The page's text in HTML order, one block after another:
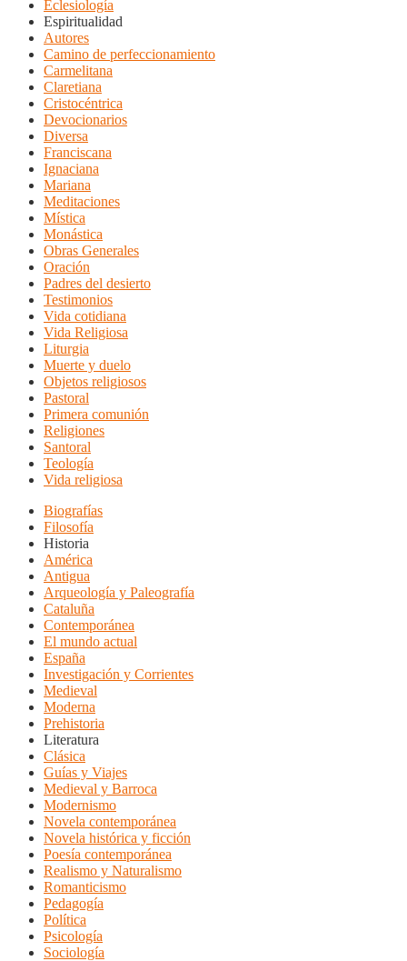
Eclesiología
Espiritualidad
Autores
Camino de perfeccionamiento
Carmelitana
Claretiana
Cristocéntrica
Devocionarios
Diversa
Franciscana
Ignaciana
Mariana
Meditaciones
Mística
Monástica
Obras Generales
Oración
Padres del desierto
Testimonios
Vida cotidiana
Vida Religiosa
Liturgia
Muerte y duelo
Objetos religiosos
Pastoral
Primera comunión
Religiones
Santoral
Teología
Vida religiosa
Biografías
Filosofía
Historia
América
Antigua
Arqueología y Paleografía
Cataluña
Contemporánea
El mundo actual
España
Investigación y Corrientes
Medieval
Moderna
Prehistoria
Literatura
Clásica
Guías y Viajes
Medieval y Barroca
Modernismo
Novela contemporánea
Novela histórica y ficción
Poesía contemporánea
Realismo y Naturalismo
Romanticismo
Pedagogía
Política
Psicología
Sociología